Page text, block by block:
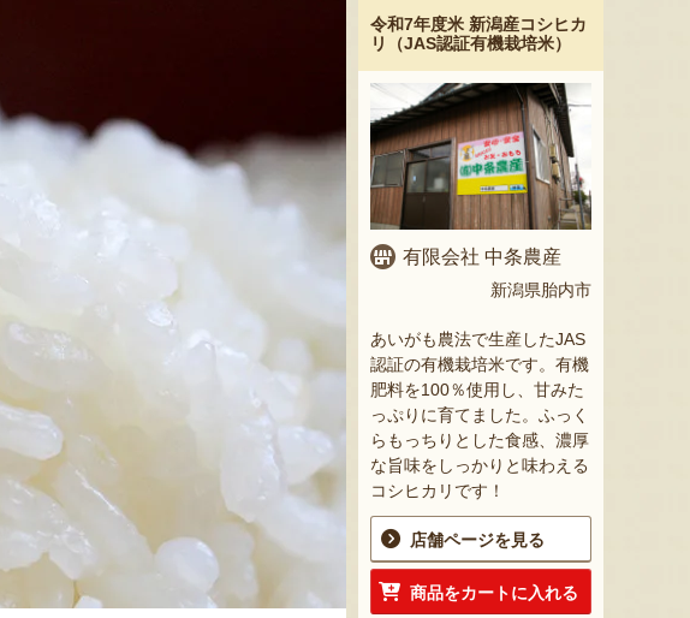
令和7年度米 新潟産コシヒカ
リ（JAS認証有機栽培米）
有限会社 中条農産
新潟県胎内市
あいがも農法で生産したJAS
認証の有機栽培米です。有機
肥料を100％使用し、甘みた
っぷりに育てました。ふっく
らもっちりとした食感、濃厚
な旨味をしっかりと味わえる
コシヒカリです！
店舗ページを見る
商品をカートに入れる